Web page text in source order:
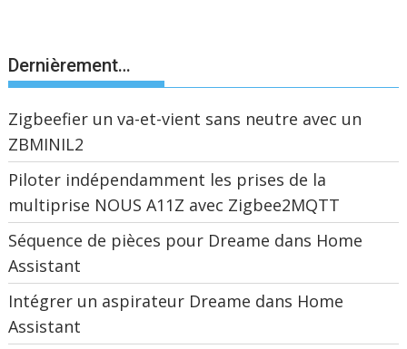
Dernièrement…
Zigbeefier un va-et-vient sans neutre avec un
ZBMINIL2
Piloter indépendamment les prises de la
multiprise NOUS A11Z avec Zigbee2MQTT
Séquence de pièces pour Dreame dans Home
Assistant
Intégrer un aspirateur Dreame dans Home
Assistant